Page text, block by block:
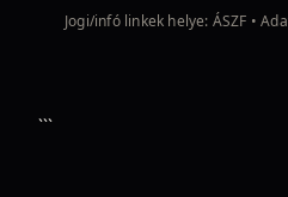
Jogi/infó linkek helye: ÁSZF •
```